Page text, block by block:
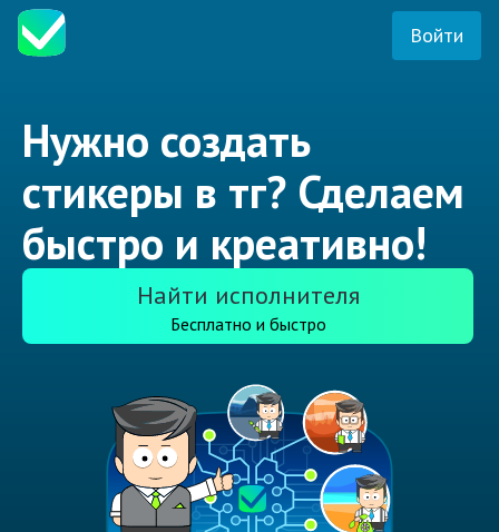
Войти
Нужно создать
стикеры в тг? Сделаем
быстро и креативно!
Найти исполнителя
Бесплатно и быстро